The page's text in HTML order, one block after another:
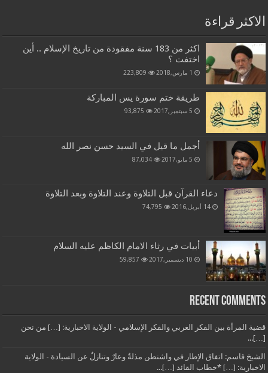
الاكثر قراءة
اكثر من 183 سنة مفقودة من تاريخ الإسلام .. أين
اختفت ؟
1 مارس,2018 223,809
طريقة ختم سورة يس المباركة
5 سبتمبر,2017 93,875
أجمل ما قيل في السيد حسن نصر الله
5 مايو,2017 87,034
دعاء القرآن قبل التلاوة وعند التلاوة وبعد التلاوة
14 أبريل,2016 74,795
أبيات في رثاء الامام الكاظم عليه السلام
10 ديسمبر,2017 59,857
Recent Comments
قضية المرأة بين الفكر الغربي والفكر الإسلامي - الولاية الاخبارية: […] من نحن
[…]...
الشيخ قاسم: اتفاق الإطار في واشنطن مذلةٌ وعارٌ وتنازلٌ عن السيادة - الولاية
الاخبارية: […] *خطاب القائد […]...